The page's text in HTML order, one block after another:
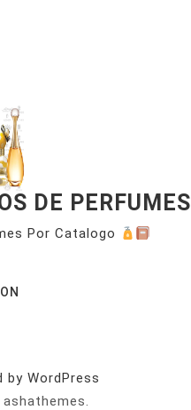
DE PERFUMES
Por Catalogo
by WordPress